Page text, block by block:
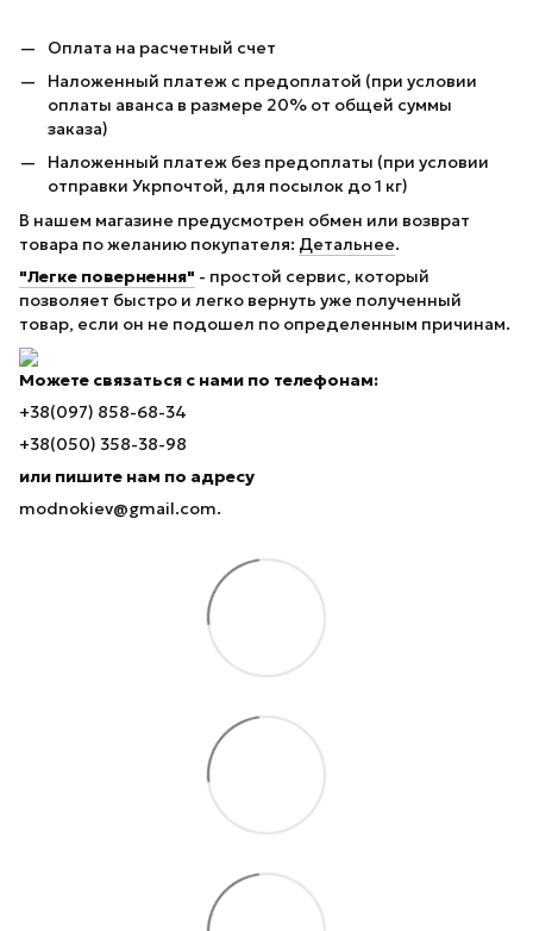
Оплата на расчетный счет
Наложенный платеж с предоплатой (при условии
оплаты аванса в размере 20% от общей суммы
заказа)
Наложенный платеж без предоплаты (при условии
отправки Укрпочтой, для посылок до 1 кг)
В нашем магазине предусмотрен обмен или возврат
товара по желанию покупателя: Детальнее.
"Легке повернення" - простой сервис, который
позволяет быстро и легко вернуть уже полученный
товар, если он не подошел по определенным причинам.
Можете связаться с нами по телефонам:
+38(097) 858-68-34
+38(050) 358-38-98
или пишите нам по адресу
modnokiev@gmail.com.